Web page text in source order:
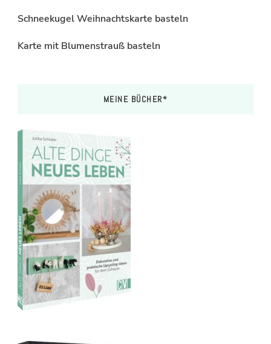
Schneekugel Weihnachtskarte basteln
Karte mit Blumenstrauß basteln
MEINE BÜCHER*